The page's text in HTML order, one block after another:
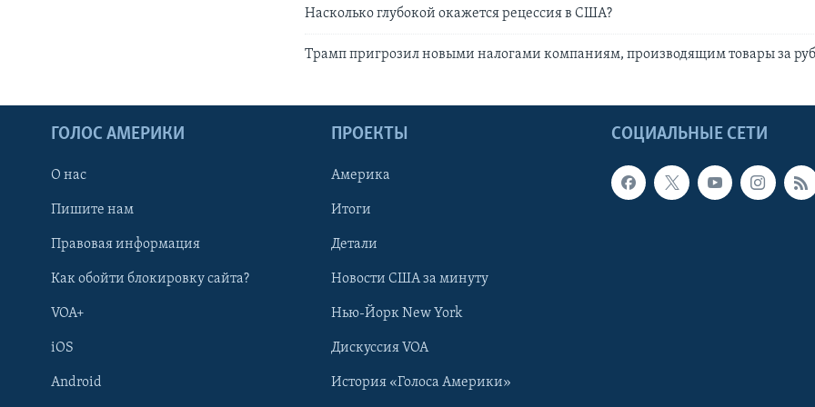
Насколько глубокой окажется рецессия в США?
Трамп пригрозил новыми налогами компаниям, производящим товары за
СОЦИАЛЬНЫЕ СЕТИ
ГОЛОС АМЕРИКИ
О нас
Пишите нам
Правовая информация
Как обойти блокировку сайта?
VOA+
iOS
Android
ПРОЕКТЫ
Америка
Итоги
Детали
Новости США за минуту
Нью-Йорк New York
Дискуссия VOA
История «Голоса Америки»